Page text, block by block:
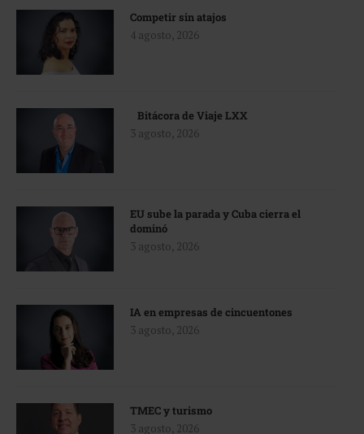
Competir sin atajos
4 agosto, 2026
Bitácora de Viaje LXX
3 agosto, 2026
EU sube la parada y Cuba cierra el
dominó
3 agosto, 2026
IA en empresas de cincuentones
3 agosto, 2026
TMEC y turismo
3 agosto, 2026